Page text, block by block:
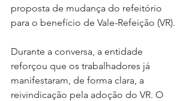
proposta de mudança do refeitório
para o benefício de Vale-Refeição (VR).
Durante a conversa, a entidade
reforçou que os trabalhadores já
manifestaram, de forma clara, a
reivindicação pela adoção do VR. O